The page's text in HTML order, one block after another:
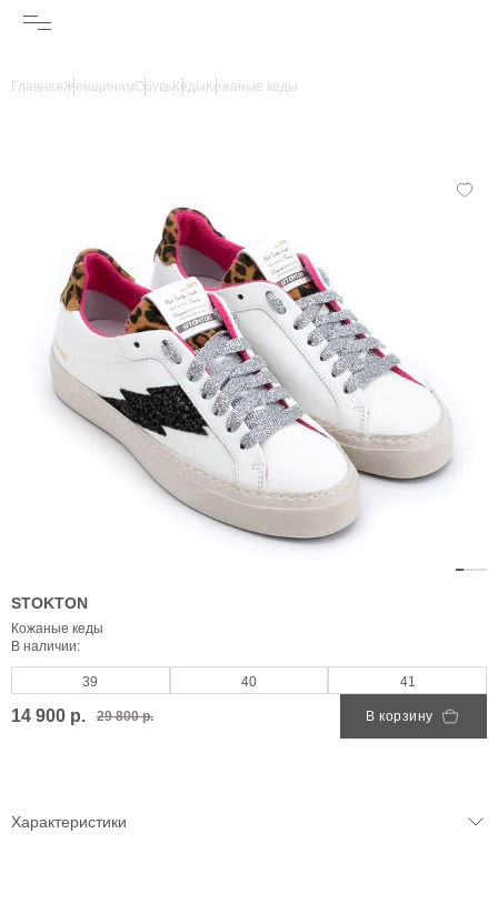
ГлавнаяЖенщинамОбувьКеды Кожаные кеды
STOKTON
Кожаные кеды
В наличии:
39 40 41
14 900 р. 29 800 р. В корзину
Характеристики